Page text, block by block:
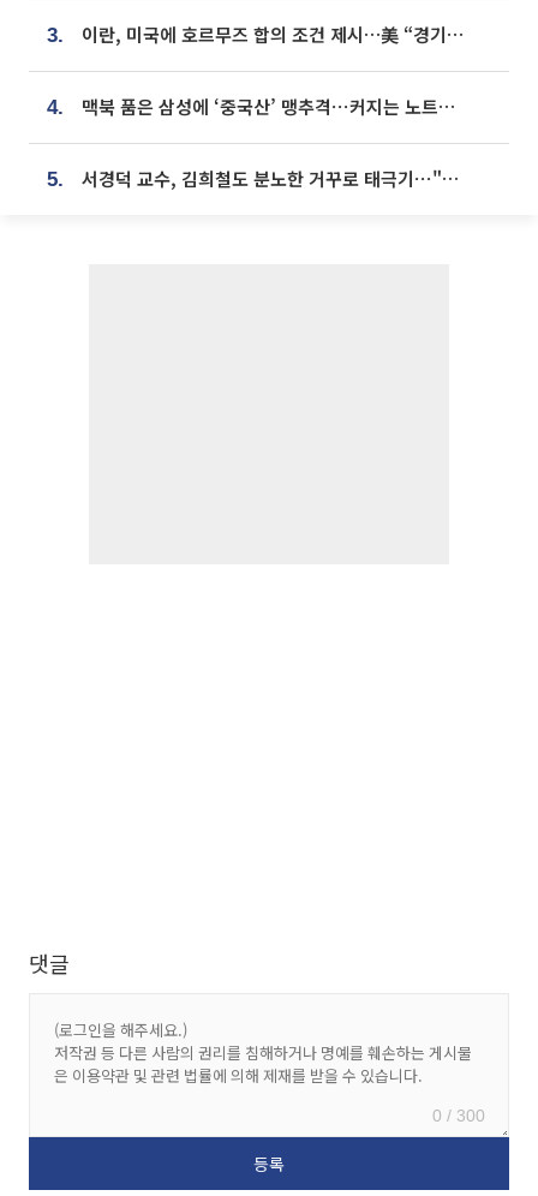
3. 이란, 미국에 호르무즈 합의 조건 제시…美 “경기 아직 안 끝나” [종합]
4. 맥북 품은 삼성에 ‘중국산’ 맹추격⋯커지는 노트북 OLED 시장
5. 서경덕 교수, 김희철도 분노한 거꾸로 태극기⋯"엉터리는 아냐, 아쉬울 뿐"
댓글
0 / 300